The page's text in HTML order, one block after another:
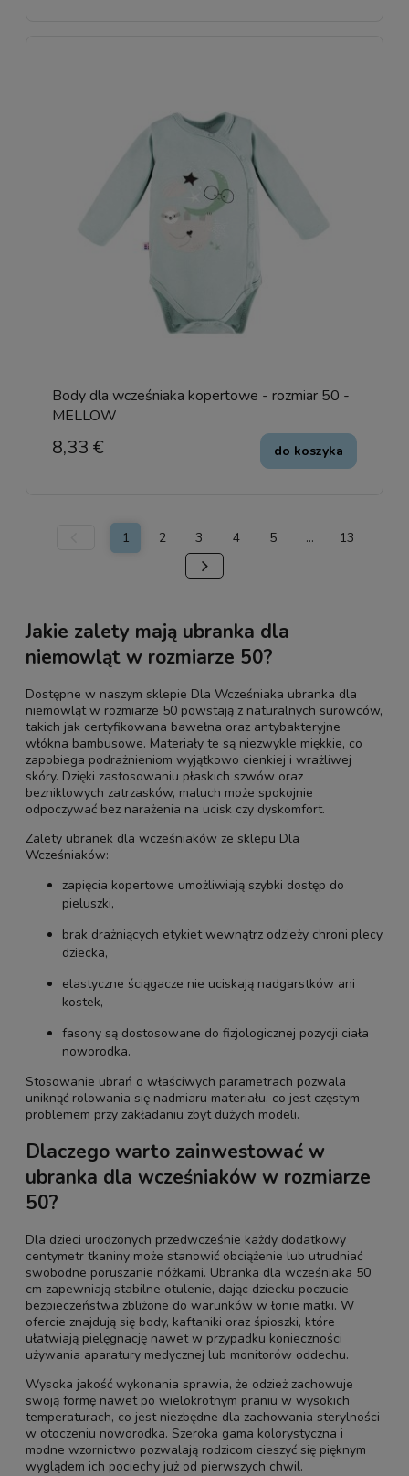
Body dla wcześniaka kopertowe - rozmiar 50 -
MELLOW
8,33 € do koszyka
1 2 3 4 5 ... 13
Jakie zalety mają ubranka dla
niemowląt w rozmiarze 50?
Dostępne w naszym sklepie Dla Wcześniaka ubranka dla
niemowląt w rozmiarze 50 powstają z naturalnych surowców,
takich jak certyfikowana bawełna oraz antybakteryjne
włókna bambusowe. Materiały te są niezwykle miękkie, co
zapobiega podrażnieniom wyjątkowo cienkiej i wrażliwej
skóry. Dzięki zastosowaniu płaskich szwów oraz
bezniklowych zatrzasków, maluch może spokojnie
odpoczywać bez narażenia na ucisk czy dyskomfort.
Zalety ubranek dla wcześniaków ze sklepu Dla
Wcześniaków:
zapięcia kopertowe umożliwiają szybki dostęp do
pieluszki,
brak drażniących etykiet wewnątrz odzieży chroni plecy
dziecka,
elastyczne ściągacze nie uciskają nadgarstków ani
kostek,
fasony są dostosowane do fizjologicznej pozycji ciała
noworodka.
Stosowanie ubrań o właściwych parametrach pozwala
uniknąć rolowania się nadmiaru materiału, co jest częstym
problemem przy zakładaniu zbyt dużych modeli.
Dlaczego warto zainwestować w
ubranka dla wcześniaków w rozmiarze
50?
Dla dzieci urodzonych przedwcześnie każdy dodatkowy
centymetr tkaniny może stanowić obciążenie lub utrudniać
swobodne poruszanie nóżkami. Ubranka dla wcześniaka 50
cm zapewniają stabilne otulenie, dając dziecku poczucie
bezpieczeństwa zbliżone do warunków w łonie matki. W
ofercie znajdują się body, kaftaniki oraz śpioszki, które
ułatwiają pielęgnację nawet w przypadku konieczności
używania aparatury medycznej lub monitorów oddechu.
Wysoka jakość wykonania sprawia, że odzież zachowuje
swoją formę nawet po wielokrotnym praniu w wysokich
temperaturach, co jest niezbędne dla zachowania sterylności
w otoczeniu noworodka. Szeroka gama kolorystyczna i
modne wzornictwo pozwalają rodzicom cieszyć się pięknym
wyglądem ich pociechy już od pierwszych chwil.